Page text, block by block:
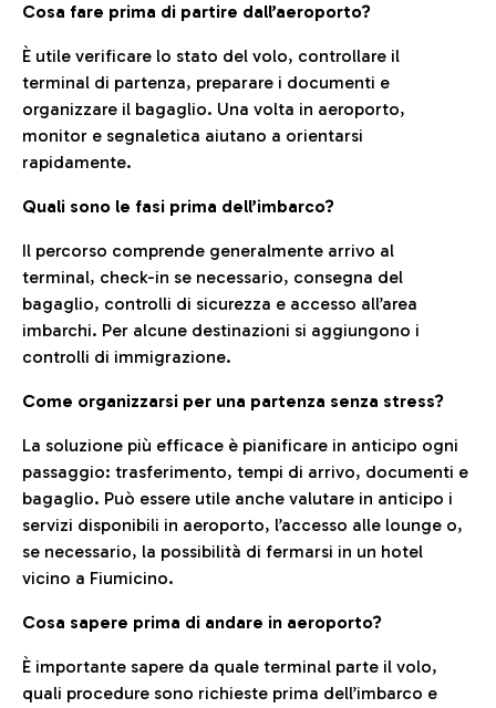
Cosa fare prima di partire dall’aeroporto?
È utile verificare lo stato del volo, controllare il
terminal di partenza, preparare i documenti e
organizzare il bagaglio. Una volta in aeroporto,
monitor e segnaletica aiutano a orientarsi
rapidamente.
Quali sono le fasi prima dell’imbarco?
Il percorso comprende generalmente arrivo al
terminal, check-in se necessario, consegna del
bagaglio, controlli di sicurezza e accesso all’area
imbarchi. Per alcune destinazioni si aggiungono i
controlli di immigrazione.
Come organizzarsi per una partenza senza stress?
La soluzione più efficace è pianificare in anticipo ogni
passaggio: trasferimento, tempi di arrivo, documenti e
bagaglio. Può essere utile anche valutare in anticipo i
servizi disponibili in aeroporto, l’accesso alle lounge o,
se necessario, la possibilità di fermarsi in un hotel
vicino a Fiumicino.
Cosa sapere prima di andare in aeroporto?
È importante sapere da quale terminal parte il volo,
quali procedure sono richieste prima dell’imbarco e